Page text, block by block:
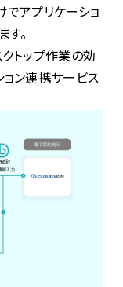
アプリケーショ
。
トップ作業の効
ン連携サービス